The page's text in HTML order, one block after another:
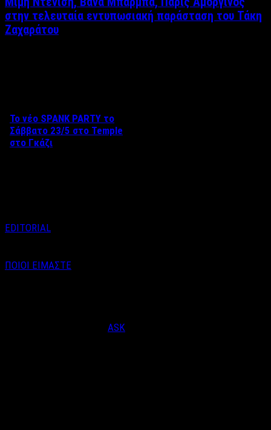
στην τελευταία εντυπωσιακή παράσταση του Τάκη
Ζαχαράτου
Το νέο SPANK PARTY το
Σάββατο 23/5 στο Temple
στο Γκάζι
EDITORIAL
ΠΟΙΟΙ ΕΙΜΑΣΤΕ
ASK